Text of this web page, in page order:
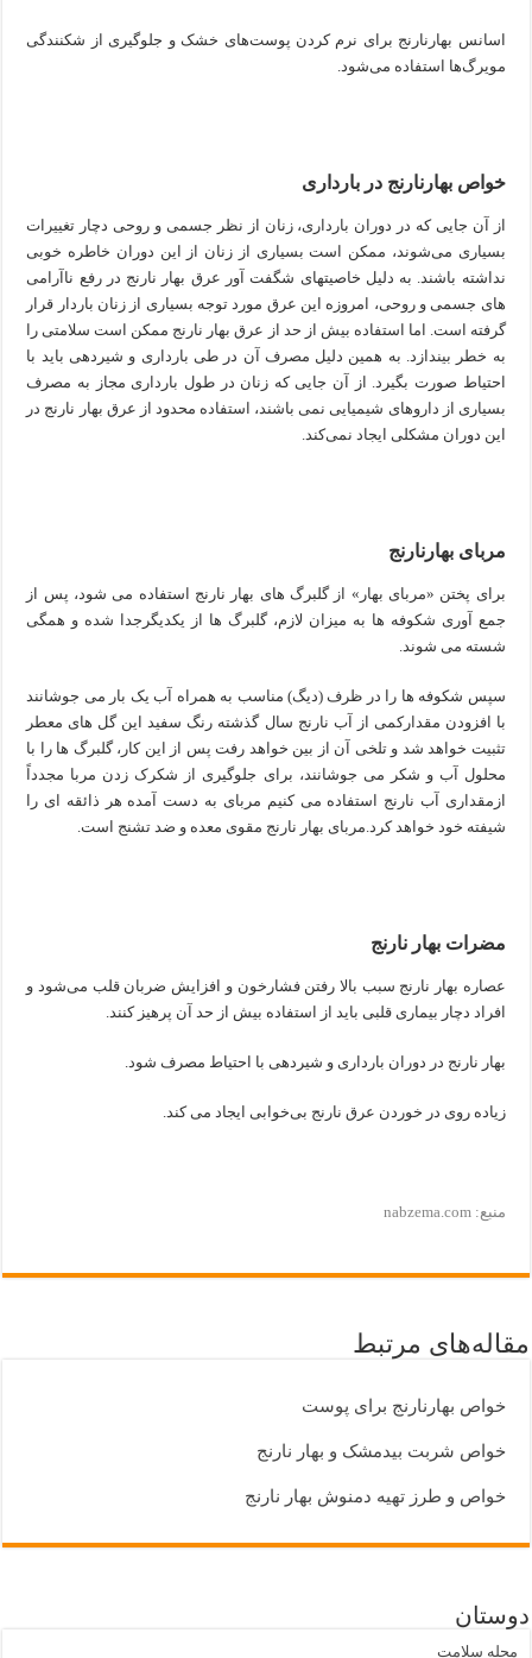
اسانس بهارنارنج برای نرم‌ کردن پوست‌های خشک و جلوگیری از شکنندگی
مویرگ‌ها استفاده می‌شود.
خواص بهارنارنج در بارداری
از آن جایی که در دوران بارداری، زنان از نظر جسمی و روحی دچار تغییرات
بسیاری می‌شوند، ممکن است بسیاری از زنان از این دوران خاطره خوبی
نداشته باشند. به دلیل خاصیتهای شگفت آور عرق بهار نارنج در رفع ناآرامی
های جسمی و روحی، امروزه این عرق مورد توجه بسیاری از زنان باردار قرار
گرفته است. اما استفاده بیش از حد از عرق بهار نارنج ممکن است سلامتی را
به خطر بیندازد. به همین دلیل مصرف آن در طی بارداری و شیردهی باید با
احتیاط صورت بگیرد. از آن جایی که زنان در طول بارداری مجاز به مصرف
بسیاری از داروهای شیمیایی نمی باشند، استفاده محدود از عرق بهار نارنج در
این دوران مشکلی ایجاد نمی‌کند.
مربای بهارنارنج
برای پختن «مربای بهار» از گلبرگ های بهار نارنج استفاده می شود، پس از
جمع آوری شکوفه ها به میزان لازم، گلبرگ ها از یکدیگرجدا شده و همگی
شسته می شوند.
سپس شکوفه ها را در ظرف (دیگ) مناسب به همراه آب یک بار می جوشانند
با افزودن مقدارکمی از آب نارنج سال گذشته رنگ سفید این گل های معطر
تثبیت خواهد شد و تلخی آن از بین خواهد رفت پس از این کار، گلبرگ ها را با
محلول آب و شکر می جوشانند، برای جلوگیری از شکرک زدن مربا مجدداً
ازمقداری آب نارنج استفاده می کنیم مربای به دست آمده هر ذائقه ای را
شیفته خود خواهد کرد.مربای بهار نارنج مقوی معده و ضد تشنج است.
مضرات بهار نارنج
عصاره بهار نارنج سبب بالا رفتن فشارخون و افزایش ضربان قلب می‌شود و
افراد دچار بیماری قلبی باید از استفاده بیش از حد آن پرهیز کنند.
بهار نارنج در دوران بارداری و شیردهی با احتیاط مصرف شود.
زیاده روی در خوردن عرق نارنج بی‌خوابی ایجاد می کند.
منبع: nabzema.com
مقاله‌های مرتبط
خواص بهارنارنج برای پوست
خواص شربت بیدمشک و بهار نارنج
خواص و طرز تهیه دمنوش بهار نارنج
دوستان
مجله سلامت